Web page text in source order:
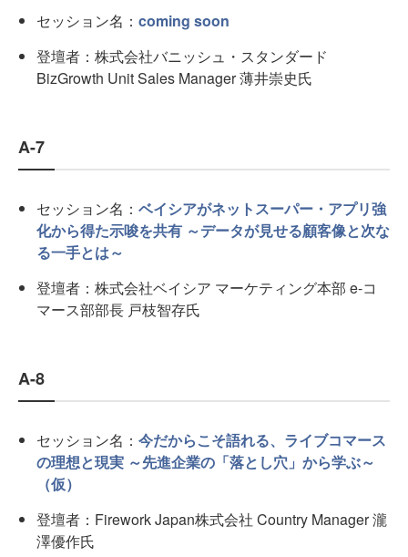
セッション名： coming soon
登壇者：株式会社バニッシュ・スタンダード
BizGrowth Unit Sales Manager 薄井崇史氏
A-7
セッション名： ベイシアがネットスーパー・アプリ強
化から得た示唆を共有 ～データが見せる顧客像と次な
る一手とは～
登壇者：株式会社ベイシア マーケティング本部 e-コ
マース部部長 戸枝智存氏
A-8
セッション名： 今だからこそ語れる、ライブコマース
の理想と現実 ～先進企業の「落とし穴」から学ぶ～
（仮）
登壇者：Firework Japan株式会社 Country Manager 瀧
澤優作氏